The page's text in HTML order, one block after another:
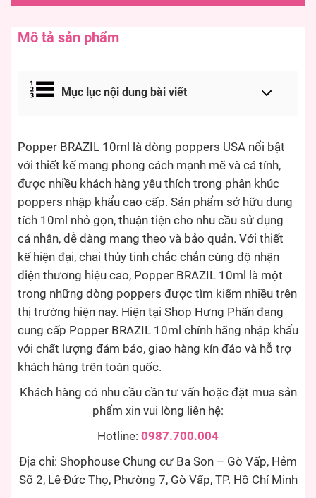
Mô tả sản phẩm
Mục lục nội dung bài viết
Popper BRAZIL 10ml là dòng poppers USA nổi bật
với thiết kế mang phong cách mạnh mẽ và cá tính,
được nhiều khách hàng yêu thích trong phân khúc
poppers nhập khẩu cao cấp. Sản phẩm sở hữu dung
tích 10ml nhỏ gọn, thuận tiện cho nhu cầu sử dụng
cá nhân, dễ dàng mang theo và bảo quản. Với thiết
kế hiện đại, chai thủy tinh chắc chắn cùng độ nhận
diện thương hiệu cao, Popper BRAZIL 10ml là một
trong những dòng poppers được tìm kiếm nhiều trên
thị trường hiện nay. Hiện tại Shop Hưng Phấn đang
cung cấp Popper BRAZIL 10ml chính hãng nhập khẩu
với chất lượng đảm bảo, giao hàng kín đáo và hỗ trợ
khách hàng trên toàn quốc.
Khách hàng có nhu cầu cần tư vấn hoặc đặt mua sản
phẩm xin vui lòng liên hệ:
Hotline: 0987.700.004
Địa chỉ: Shophouse Chung cư Ba Son – Gò Vấp, Hẻm
Số 2, Lê Đức Thọ, Phường 7, Gò Vấp, TP. Hồ Chí Minh